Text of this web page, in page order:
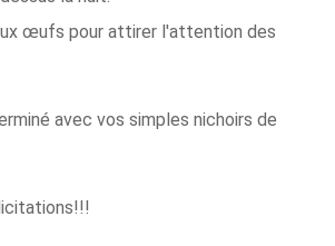
œufs pour attirer l'attention des
avec vos simples nichoirs de